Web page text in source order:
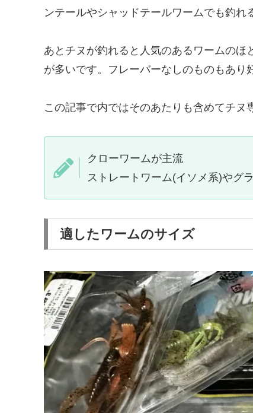
ンテールやシャッドテールワームでも釣れ
あとチヌが釣れると人気のあるワームの
が多いです。フレーバーなしのものもあり
この記事で内ではそのあたりも含めてチヌ
クローワームが主流
ストレートワーム(イソメ系)やグ
適したワームのサイズ